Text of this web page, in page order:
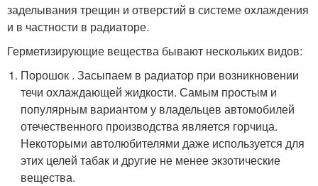
заделывания трещин и отверстий в системе охлаждения
и в частности в радиаторе.
Герметизирующие вещества бывают нескольких видов:
Порошок . Засыпаем в радиатор при возникновении
течи охлаждающей жидкости. Самым простым и
популярным вариантом у владельцев автомобилей
отечественного производства является горчица.
Некоторыми автолюбителями даже используется для
этих целей табак и другие не менее экзотические
вещества.